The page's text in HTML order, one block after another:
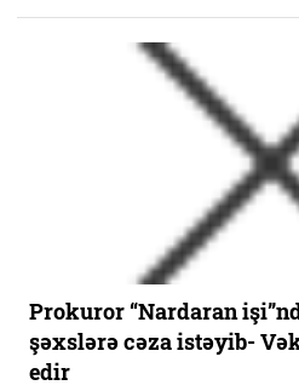
Prokuror “Nardaran
şəxslərə cəza istəyib-
edir